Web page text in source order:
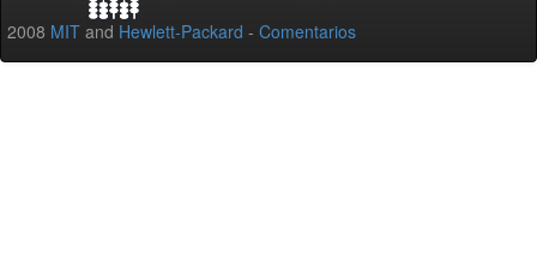
2008 MIT and Hewlett-Packard - Comentarios